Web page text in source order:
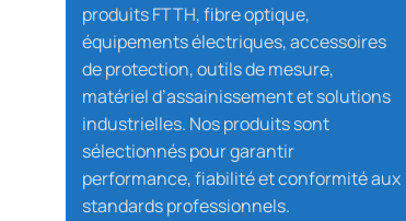
produits FTTH, fibre optique,
équipements électriques, accessoires
de protection, outils de mesure,
matériel d’assainissement et solutions
industrielles. Nos produits sont
sélectionnés pour garantir
performance, fiabilité et conformité aux
standards professionnels.